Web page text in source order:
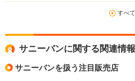
すべ
サニーバンに関する関連情報
サニーバンを扱う注目販売店